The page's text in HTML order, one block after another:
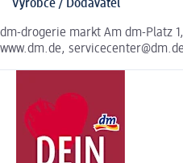
Výrobce / Dodavatel
dm-drogerie markt Am dm-Platz
www.dm.de, servicecenter@dm.de